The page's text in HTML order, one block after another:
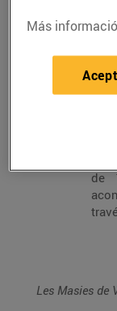
de
Les Masies de
Más